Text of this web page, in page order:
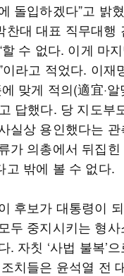
돌입하겠다”고 밝
찬대 대표 직무대행
수 없다. 이게 마
라고 적었다. 이재
맞게 적의(適宜·
답했다. 당 지도부
실상 용인했다는
가 의총에서 뒤집힌
고 밖에 볼 수 없다.
후보가 대통령이
두 중지시키는 형
. 자칫 ‘사법 불복’
치들은 윤석열 전